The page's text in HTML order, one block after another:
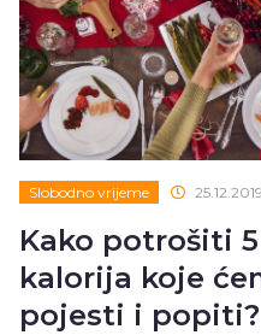
Slobodno vrijeme
Kako potrošiti
kalorija koje
pojesti i popiti?